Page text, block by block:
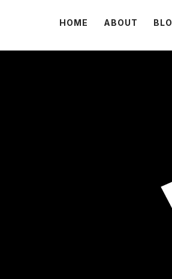
HOME ABOUT